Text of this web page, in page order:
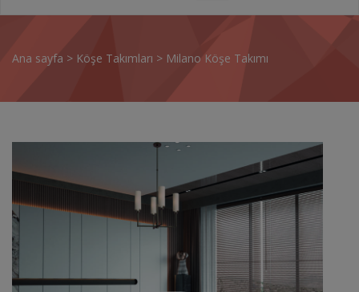
Ana sayfa > Köşe Takımları > Milano Köşe Takımı